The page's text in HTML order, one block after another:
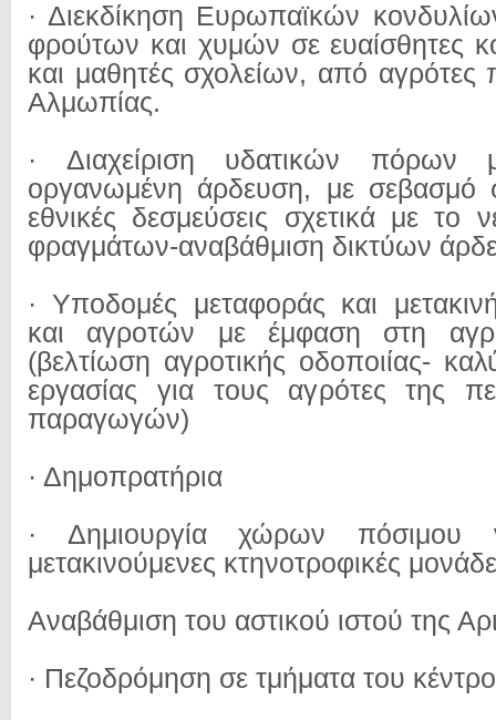
· Διεκδίκηση Ευρωπαϊκών
φρούτων και χυμών σε ευαίσθητες
και μαθητές σχολείων, από
Αλμωπίας.
· Διαχείριση υδατικών
οργανωμένη άρδευση, με σεβασμό
εθνικές δεσμεύσεις σχετικά με το
φραγμάτων-αναβάθμιση δικτύων
· Υποδομές μεταφοράς και
και αγροτών με έμφαση στη
(βελτίωση αγροτικής οδοποιίας-
εργασίας για τους αγρότες της
παραγωγών)
· Δημοπρατήρια
· Δημιουργία χώρων πόσιμου
μετακινούμενες κτηνοτροφικές
Αναβάθμιση του αστικού ιστού της
· Πεζοδρόμηση σε τμήματα του